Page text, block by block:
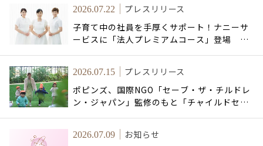
2026.07.22
プレスリリース
子育て中の社員を手厚くサポート！ナニーサ
ービスに「法人プレミアムコース」登場 ～
ェルジュやナニーの指名も～
2026.07.15
プレスリリース
ポピンズ、国際NGO「セーブ・ザ・チルドレ
ン・ジャパン」監修のもと「チャイルドセー
準でお子様の安全・安心な環境作りを徹底～
2026.07.09
お知らせ